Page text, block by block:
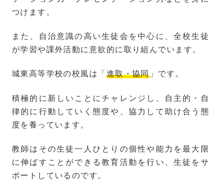
つけます。
また、自治意識の高い生徒会を中心に、全校生徒
が学習や課外活動に意欲的に取り組んでいます。
城東高等学校の校風は「進取・協同」です。
積極的に新しいことにチャレンジし、自主的・自
律的に行動していく態度や、協力して助け合う態
度を養っています。
教師はその生徒一人ひとりの個性や能力を最大限
に伸ばすことができる教育活動を行い、生徒をサ
ポートしているのです。